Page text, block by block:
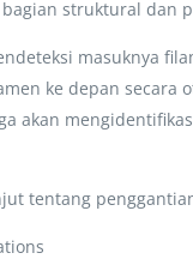
struktural dan
masuknya
ke depan secara
akan
tentang